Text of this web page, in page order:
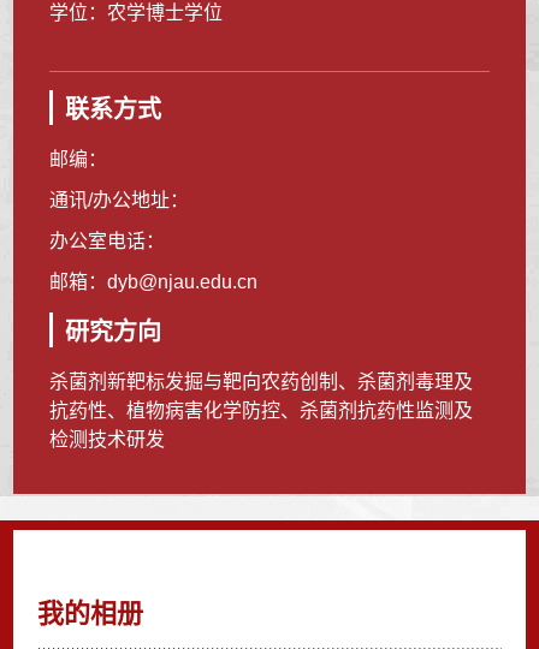
学位：农学博士学位
联系方式
邮编：
通讯/办公地址：
办公室电话：
邮箱：dyb@njau.edu.cn
研究方向
杀菌剂新靶标发掘与靶向农药创制、杀菌剂毒理及
抗药性、植物病害化学防控、杀菌剂抗药性监测及
检测技术研发
我的相册